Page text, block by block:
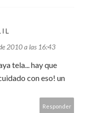
2010 a las 16:43
tela... hay que
con eso! un
Responder